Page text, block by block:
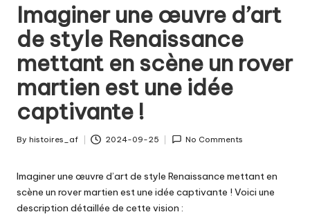
Imaginer une œuvre d’art
de style Renaissance
mettant en scène un rover
martien est une idée
captivante !
Posted
By histoires_af 2024-09-25 No Comments
Imaginer une œuvre d’art de style Renaissance mettant en
scène un rover martien est une idée captivante ! Voici une
description détaillée de cette vision :